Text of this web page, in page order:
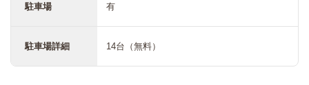
駐車場 有
駐車場詳細 14台（無料）